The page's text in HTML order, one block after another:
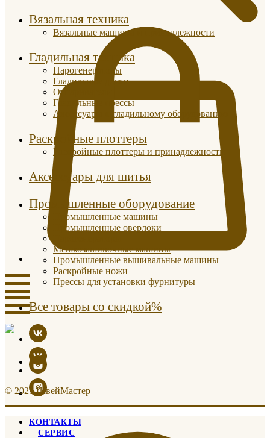
Вязальная техника
Вязальные машины и принадлежности
Гладильная техника
Парогенераторы
Гладильные доски
Отпариватели
Гладильные прессы
Аксессуары к гладильному оборудованию
Раскройные плоттеры
Раскройные плоттеры и принадлежности
Аксессуары для шитья
Промышленные оборудование
Промышленные машины
Промышленные оверлоки
Мешкозашивочные машины
Промышленные вышивальные машины
Раскройные ножи
Прессы для установки фурнитуры
Все товары со скидкой%
© 2021 ШвейМастер
КОНТАКТЫ
СЕРВИС